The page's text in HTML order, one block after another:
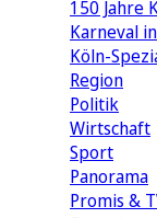
150 Jahre
Karneval
Köln-
Region
Politik
Wirtschaft
Sport
Panorama
Promis &